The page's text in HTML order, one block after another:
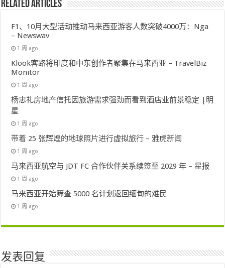
Related Articles
F1、10月大型活动推动马来西亚游客人数突破4000万：Nga
– Newswav
1 周 ago
Klook客路将印度和中东创作者聚集在马来西亚 – TravelBiz
Monitor
1 周 ago
杨忠礼房地产信托因旅游需求强劲而看到酒店业前景稳定 |明
星
1 周 ago
带着 25 张辉煌的地球照片进行虚拟旅行 – 雅虎新闻
1 周 ago
马来西亚航空与 JDT FC 合作伙伴关系续签至 2029 年 – 星报
1 周 ago
马来西亚开始筛查 5000 名计划返回缅甸的难民
1 周 ago
发表回复